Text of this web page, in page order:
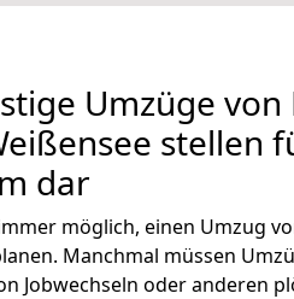
Umzüge
stellen
dar
möglich, einen Umzug
Manchmal müssen
Jobwechseln oder anderen